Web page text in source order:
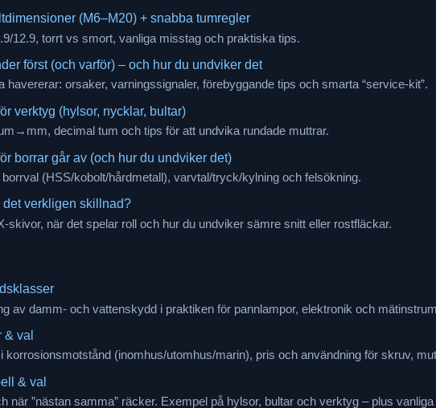
(M6–M20) + snabba tumregler
12.9, torrt vs smort, vanliga misstag och praktiska tips.
först (och varför) – och hur du undviker det
havererar: orsaker, varningssignaler, förebyggande tips och smarta “service-kit”.
verktyg (hylsor, nycklar, bultar)
decimal tum och tips för att undvika rundade muttrar.
borrar går av (och hur du undviker det)
(HSS/kobolt/hårdmetall), varvtal/tryck/kylning och felsökning.
verkligen skillnad?
skivor, när det spelar roll och hur du undviker sämre snitt eller rostfläckar.
av damm- och vattenskydd i praktiken för pannlampor, elektronik och
val
korrosionsmotstånd (inomhus/utomhus/marin), pris och användning för skruv,
& val
när ”nästan samma” räcker. Exempel på hylsor, bultar och verktyg – plus